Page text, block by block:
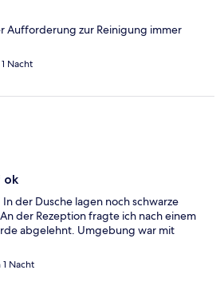
Aufforderung zur Reinigung immer
Nacht
ok
der Dusche lagen noch schwarze
der Rezeption fragte ich nach einem
abgelehnt. Umgebung war mit
Nacht